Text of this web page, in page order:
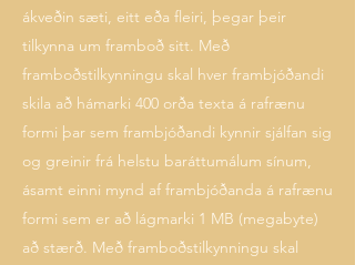
ákveðin sæti, eitt eða fleiri, þegar þeir
tilkynna um framboð sitt. Með
framboðstilkynningu skal hver frambjóðandi
skila að hámarki 400 orða texta á rafrænu
formi þar sem frambjóðandi kynnir sjálfan sig
og greinir frá helstu baráttumálum sínum,
ásamt einni mynd af frambjóðanda á rafrænu
formi sem er að lágmarki 1 MB (megabyte)
að stærð. Með framboðstilkynningu skal